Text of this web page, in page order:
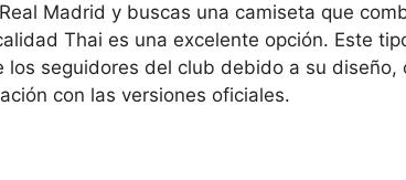
Madrid y buscas una camiseta que
Thai es una excelente opción. Este
los seguidores del club debido a su diseño,
con las versiones oficiales.